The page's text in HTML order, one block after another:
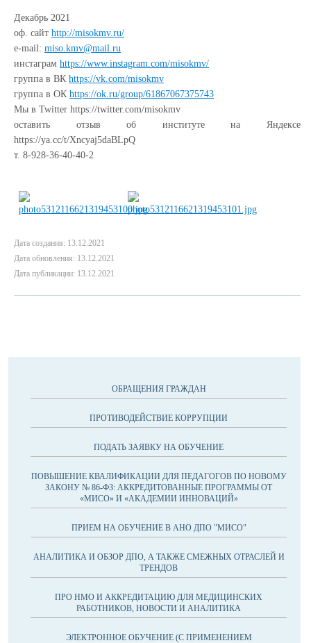
Декабрь 2021
оф. сайт http://misokmv.ru/
e-mail: miso.kmv@mail.ru
инстаграм https://www.instagram.com/misokmv/
группа в ВК https://vk.com/misokmv
группа в ОК https://ok.ru/group/61867067375743
Мы в Twitter https://twitter.com/misokmv
оставить отзыв об институте на Яндексе
https://ya.cc/t/Xncyaj5daBLpQ
т. 8-928-36-40-40-2
Дата создания: 13.12.2021
Дата обновления: 13.12.2021
Дата публикации: 13.12.2021
ОБРАЩЕНИЯ ГРАЖДАН
ПРОТИВОДЕЙСТВИЕ КОРРУПЦИИ
ПОДАТЬ ЗАЯВКУ НА ОБУЧЕНИЕ
ПОВЫШЕНИЕ КВАЛИФИКАЦИИ ДЛЯ ПЕДАГОГОВ ПО НОВОМУ
ЗАКОНУ № 86-ФЗ: АККРЕДИТОВАННЫЕ ПРОГРАММЫ ОТ
«МИСО» И «АКАДЕМИИ ИННОВАЦИЙ»
ПРИЕМ НА ОБУЧЕНИЕ В АНО ДПО "МИСО"
АНАЛИТИКА И ОБЗОР ДПО, А ТАКЖЕ СМЕЖНЫХ ОТРАСЛЕЙ И
ТРЕНДОВ
ПРО НМО И АККРЕДИТАЦИЮ ДЛЯ МЕДИЦИНСКИХ
РАБОТНИКОВ, НОВОСТИ И АНАЛИТИКА
ЭЛЕКТРОННОЕ ОБУЧЕНИЕ (С ПРИМЕНЕНИЕМ